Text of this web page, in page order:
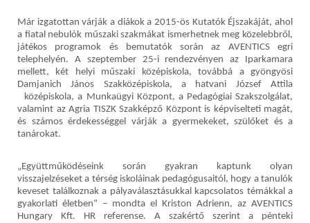
Már izgatottan várják a diákok a 2015-ös Kutatók Éjszakáját, ahol
a fiatal nebulók műszaki szakmákat ismerhetnek meg közelebbről,
játékos programok és bemutatók során az AVENTICS egri
telephelyén. A szeptember 25-i rendezvényen az Iparkamara
mellett, két helyi műszaki középiskola, továbbá a gyöngyösi
Damjanich János Szakközépiskola, a hatvani József Attila
középiskola, a Munkaügyi Központ, a Pedagógiai Szakszolgálat,
valamint az Agria TISZK Szakképző Központ is képviselteti magát,
és számos érdekességgel várják a gyermekeket, szülőket és a
tanárokat.
„Együttműködéseink során gyakran kaptunk olyan
visszajelzéseket a térség iskoláinak pedagógusaitól, hogy a tanulók
keveset találkoznak a pályaválasztásukkal kapcsolatos témákkal a
gyakorlati életben” – mondta el Kriston Adrienn, az AVENTICS
Hungary Kft. HR referense. A szakértő szerint a pénteki